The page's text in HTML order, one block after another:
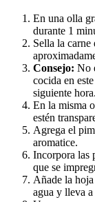
En una olla
durante 1
Sella la carne
Consejo: No
cocida en
siguiente hora.
En la misma
estén
Agrega el
aromatice.
Incorpora las
que se
Añade la
agua y lleva